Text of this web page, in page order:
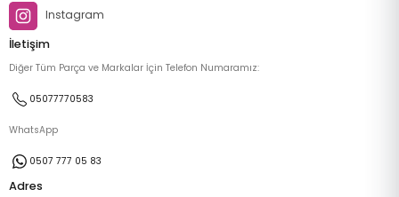
Instagram
İletişim
Diğer Tüm Parça ve Markalar İçin Telefon Numaramız:
05077770583
WhatsApp
0507 777 05 83
Adres